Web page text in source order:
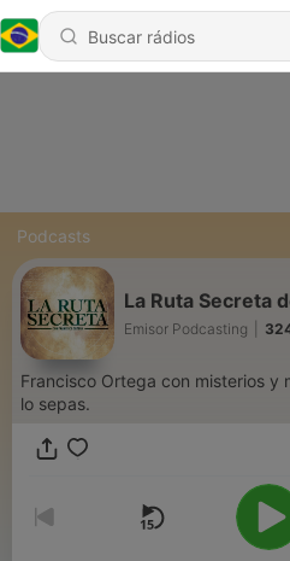
Podcasts
La Ruta Secreta
Emisor Podcasting
Francisco Ortega con misterios y
lo sepas.